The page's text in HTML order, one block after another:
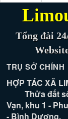
Tổng đài
TRỤ SỞ CHÍNH
HỢP TÁC XÃ
Thửa đất số
Vạn, khu 1 -
- Bình Dương.